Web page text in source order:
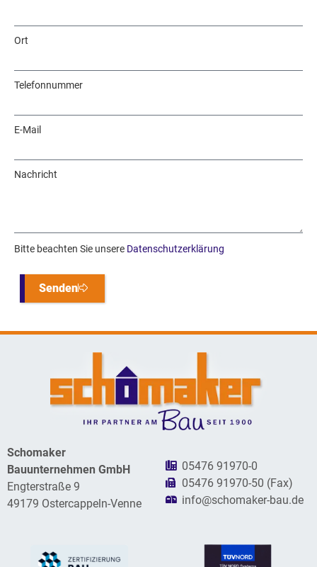
Ort
Telefonnummer
E-Mail
Nachricht
Bitte beachten Sie unsere Datenschutzerklärung
Senden
Schomaker
Bauunternehmen GmbH
Engterstraße 9
49179 Ostercappeln-Venne
05476 91970-0
05476 91970-50 (Fax)
info@schomaker-bau.de